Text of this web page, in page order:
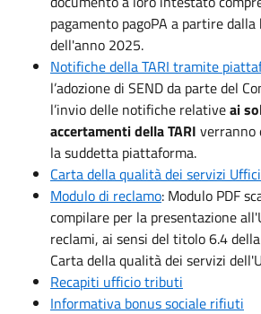
pagamento pagoPA a partire
dell'anno 2025.
Notifiche della TARI tramite
l’adozione di SEND da parte del
l’invio delle notifiche relativeai
accertamenti della TARI
la suddetta piattaforma.
Carta della qualità dei servizi
Modulo di reclamo: Modulo PDF
compilare per la presentazione
reclami, ai sensi del titolo 6.4
Carta della qualità dei servizi
Recapiti ufficio tributi
Informativa bonus sociale rifiuti